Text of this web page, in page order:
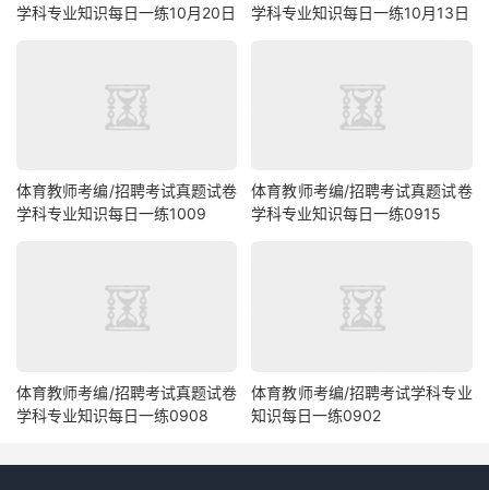
学科专业知识每日一练10月20日
学科专业知识每日一练10月13日
体育教师考编/招聘考试真题试卷
学科专业知识每日一练1009
体育教师考编/招聘考试真题试卷
学科专业知识每日一练0915
体育教师考编/招聘考试真题试卷
学科专业知识每日一练0908
体育教师考编/招聘考试学科专业
知识每日一练0902